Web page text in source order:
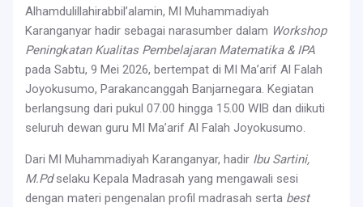
Alhamdulillahirabbil’alamin, MI Muhammadiyah
Karanganyar hadir sebagai narasumber dalam Workshop
Peningkatan Kualitas Pembelajaran Matematika & IPA
pada Sabtu, 9 Mei 2026, bertempat di MI Ma’arif Al Falah
Joyokusumo, Parakancanggah Banjarnegara. Kegiatan
berlangsung dari pukul 07.00 hingga 15.00 WIB dan diikuti
seluruh dewan guru MI Ma’arif Al Falah Joyokusumo.
Dari MI Muhammadiyah Karanganyar, hadir Ibu Sartini,
M.Pdselaku Kepala Madrasah yang mengawali sesi
dengan materi pengenalan profil madrasah serta best